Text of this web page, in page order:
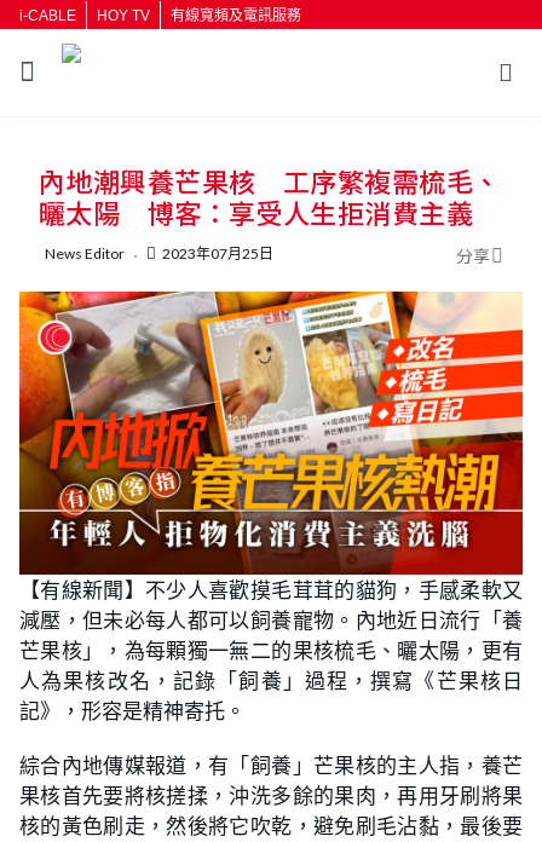
i-CABLE HOY TV 有線寬頻及電訊服務
按輸入鍵開始搜尋
內地潮興養芒果核 工序繁複需梳毛、
曬太陽 博客：享受人生拒消費主義
News Editor 2023年07月25日 分享
【有線新聞】不少人喜歡摸毛茸茸的貓狗，手感柔軟又
減壓，但未必每人都可以飼養寵物。內地近日流行「養
芒果核」，為每顆獨一無二的果核梳毛、曬太陽，更有
人為果核改名，記錄「飼養」過程，撰寫《芒果核日
記》，形容是精神寄托。
綜合內地傳媒報道，有「飼養」芒果核的主人指，養芒
果核首先要將核搓揉，沖洗多餘的果肉，再用牙刷將果
核的黃色刷走，然後將它吹乾，避免刷毛沾黏，最後要